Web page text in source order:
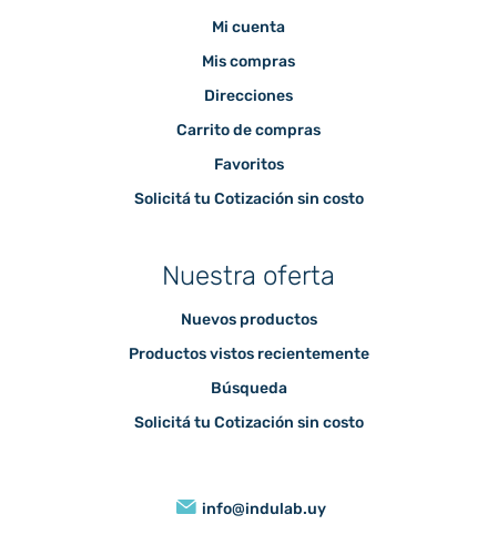
Mi cuenta
Mis compras
Direcciones
Carrito de compras
Favoritos
Solicitá tu Cotización sin costo
Nuestra oferta
Nuevos productos
Productos vistos recientemente
Búsqueda
Solicitá tu Cotización sin costo
info@indulab.uy